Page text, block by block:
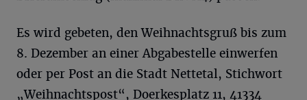
Es wird gebeten, den Weihnachtsgruß bis zum
8. Dezember an einer Abgabestelle einwerfen
oder per Post an die Stadt Nettetal, Stichwort
„Weihnachtspost“, Doerkesplatz 11, 41334